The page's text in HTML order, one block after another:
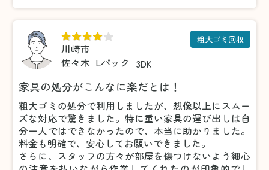
川崎市
佐々木 Lパック 3DK
粗大ゴミ回収
家具の処分がこんなに楽だとは！
粗大ゴミの処分で利用しましたが、想像以上にスムー
ズな対応で驚きました。特に重い家具の運び出しは自
分一人ではできなかったので、本当に助かりました。
料金も明確で、安心してお願いできました。
さらに、スタッフの方々が部屋を傷つけないよう細心